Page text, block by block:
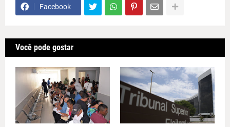
Facebook
Você pode gostar